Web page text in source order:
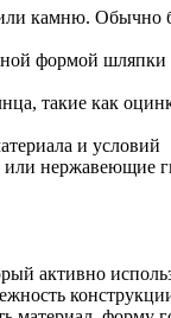
или камню. Обычно
формой шляпки
такие как
и условий
нержавеющие
активно